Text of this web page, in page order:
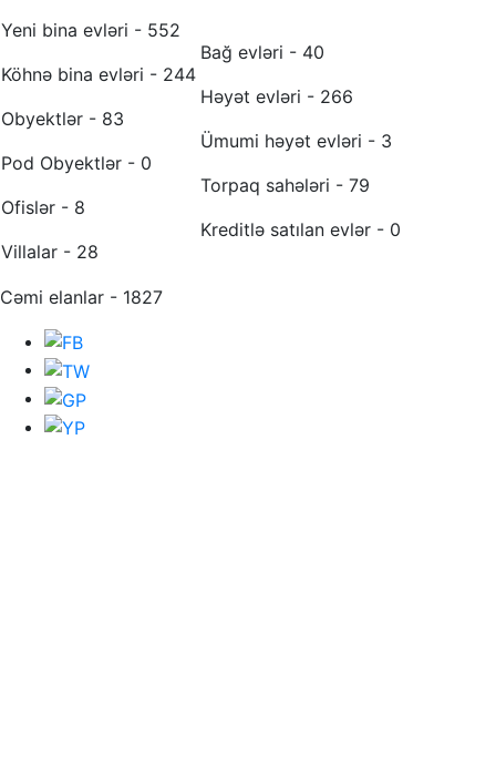
Yeni bina evləri - 552
Köhnə bina evləri - 244
Obyektlər - 83
Pod Obyektlər - 0
Ofislər - 8
Villalar - 28
Bağ evləri - 40
Həyət evləri - 266
Ümumi həyət evləri - 3
Torpaq sahələri - 79
Kreditlə satılan evlər - 0
Cəmi elanlar - 1827